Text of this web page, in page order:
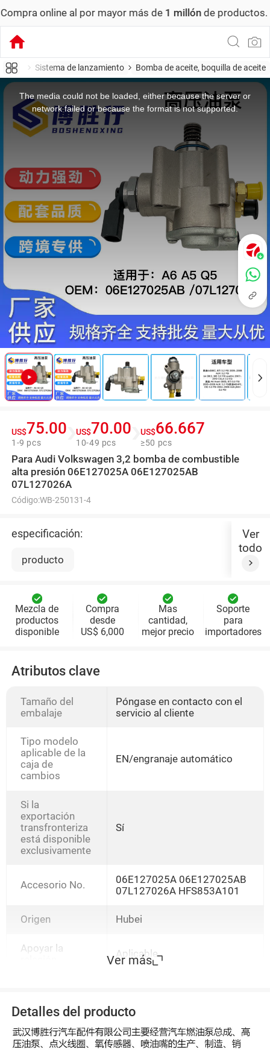
online al por mayor más de1 millónde productos.
Sistema de lanzamiento Bomba de aceite, boquilla de aceite
window.
The media could not be loaded, either because the server or
network failed or because the format is not supported.
US$75.00
1-9 pcs
US$70.00
10-49 pcs
US$66.667
≥50 pcs
Para Audi Volkswagen 3,2 bomba de combustible
alta presión 06E127025A 06E127025AB
07L127026A
Código:WB-250131-4
especificación:
producto
Ver
todo
Mezcla de
productos
disponible
Compra
desde
US$ 6,000
Mas
cantidad,
mejor precio
Soporte
para
importadores
Atributos clave
Tamaño del
embalaje
Póngase en contacto con el
servicio al cliente
Tipo modelo
aplicable de la
caja de
cambios
EN/engranaje automático
Si la
exportación
transfronteriza
está disponible
exclusivamente
Sí
Accesorio No.
06E127025A 06E127025AB
07L127026A HFS853A101
Origen Hubei
Apoyar la
Aplicable
Ver más
Detalles del producto